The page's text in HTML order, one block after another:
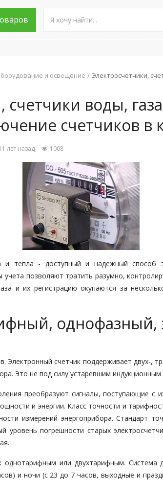
и освещение Электросчетчики,
счетчики воды,
счетчиков в
лет назад 1008
и тепла - доступный и надежный способ
позволяют тратить разумно,
и их регистрацию окупаются за
однофазный,
Электронный счетчик поддерживает двух-,
Это не под силу устаревшим индукционным
преобразуют сигналы, поступающие с
и энергии. Класс точности и
измерений энергоприбора. Стандарт
уровень погрешности старых
или двухтарифным. Система
и ночи (с 23 до 7 часов, выходные и